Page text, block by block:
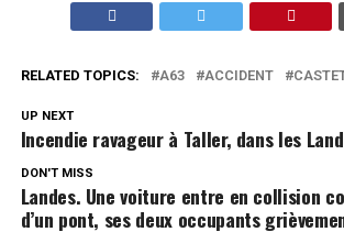
RELATED TOPICS: A63 ACCIDENT
UP NEXT
Incendie ravageur à Taller, dans les
DON'T MISS
Landes. Une voiture entre en collision
d’un pont, ses deux occupants